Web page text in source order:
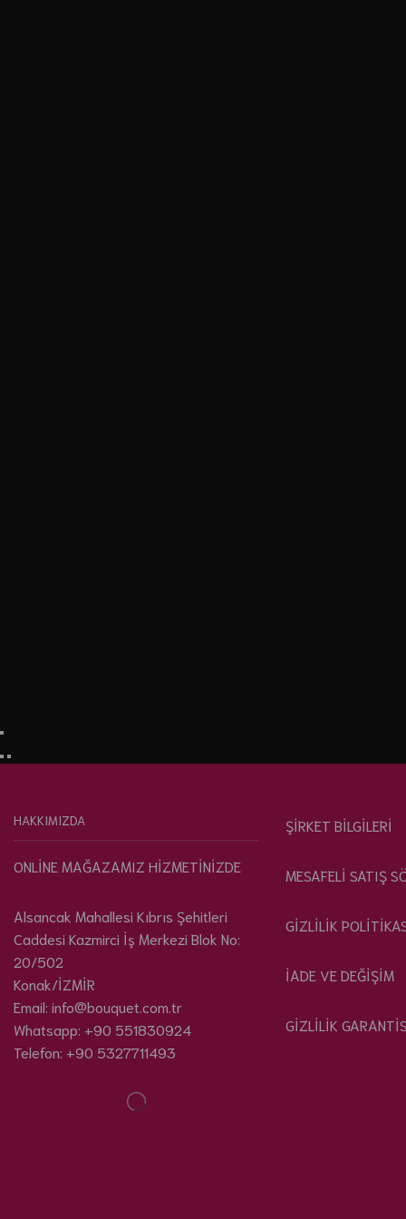
HAKKIMIZDA
ONLİNE MAĞAZAMIZ HİZMETİNİZDE
Alsancak Mahallesi Kıbrıs Şehitleri
Caddesi Kazmirci İş Merkezi Blok No:
20/502
Konak/İZMİR
Email: info@bouquet.com.tr
Whatsapp: +90 551830924
Telefon: +90 5327711493
ŞİRKET BİLGİLERİ
MESAFELİ SATIŞ
GİZLİLİK
İADE VE DEĞİŞİM
GİZLİLİK